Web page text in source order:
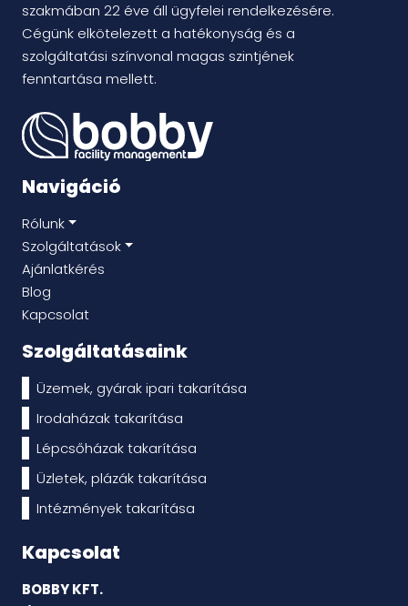
szakmában 22 éve áll ügyfelei rendelkezésére.
Cégünk elkötelezett a hatékonyság és a
szolgáltatási színvonal magas szintjének
fenntartása mellett.
Navigáció
Rólunk
Szolgáltatások
Ajánlatkérés
Blog
Kapcsolat
Szolgáltatásaink
Üzemek, gyárak ipari takarítása
Irodaházak takarítása
Lépcsőházak takarítása
Üzletek, plázák takarítása
Intézmények takarítása
Kapcsolat
BOBBY KFT.